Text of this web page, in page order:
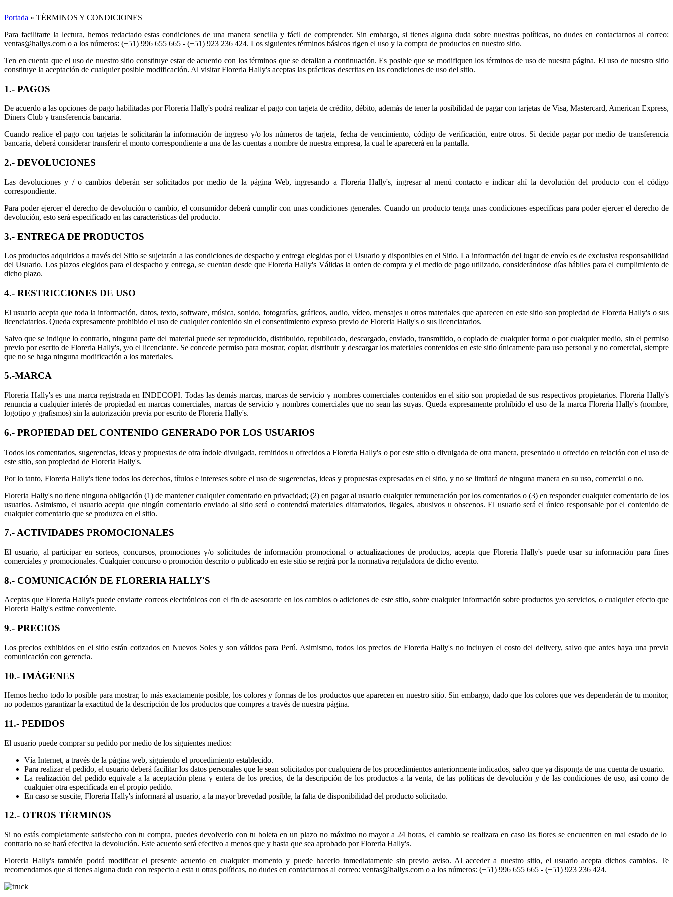
Portada » TÉRMINOS Y CONDICIONES
Para facilitarte la lectura, hemos redactado estas condiciones de una manera sencilla y fácil de comprender. Sin embargo, si tienes alguna duda sobre nuestras políticas, no dudes en contactarnos al correo:
ventas@hallys.com o a los números: (+51) 996 655 665 - (+51) 923 236 424. Los siguientes términos básicos rigen el uso y la compra de productos en nuestro sitio.
Ten en cuenta que el uso de nuestro sitio constituye estar de acuerdo con los términos que se detallan a continuación. Es posible que se modifiquen los términos de uso de nuestra página. El uso de nuestro sitio
constituye la aceptación de cualquier posible modificación. Al visitar Floreria Hally's aceptas las prácticas descritas en las condiciones de uso del sitio.
1.- PAGOS
De acuerdo a las opciones de pago habilitadas por Floreria Hally's podrá realizar el pago con tarjeta de crédito, débito, además de tener la posibilidad de pagar con tarjetas de Visa, Mastercard, American Express,
Diners Club y transferencia bancaria.
Cuando realice el pago con tarjetas le solicitarán la información de ingreso y/o los números de tarjeta, fecha de vencimiento, código de verificación, entre otros. Si decide pagar por medio de transferencia
bancaria, deberá considerar transferir el monto correspondiente a una de las cuentas a nombre de nuestra empresa, la cual le aparecerá en la pantalla.
2.- DEVOLUCIONES
Las devoluciones y / o cambios deberán ser solicitados por medio de la página Web, ingresando a Floreria Hally's, ingresar al menú contacto e indicar ahí la devolución del producto con el código
correspondiente.
Para poder ejercer el derecho de devolución o cambio, el consumidor deberá cumplir con unas condiciones generales. Cuando un producto tenga unas condiciones específicas para poder ejercer el derecho de
devolución, esto será especificado en las características del producto.
3.- ENTREGA DE PRODUCTOS
Los productos adquiridos a través del Sitio se sujetarán a las condiciones de despacho y entrega elegidas por el Usuario y disponibles en el Sitio. La información del lugar de envío es de exclusiva responsabilidad
del Usuario. Los plazos elegidos para el despacho y entrega, se cuentan desde que Floreria Hally's Válidas la orden de compra y el medio de pago utilizado, considerándose días hábiles para el cumplimiento de
dicho plazo.
4.- RESTRICCIONES DE USO
El usuario acepta que toda la información, datos, texto, software, música, sonido, fotografías, gráficos, audio, vídeo, mensajes u otros materiales que aparecen en este sitio son propiedad de Floreria Hally's o sus
licenciatarios. Queda expresamente prohibido el uso de cualquier contenido sin el consentimiento expreso previo de Floreria Hally's o sus licenciatarios.
Salvo que se indique lo contrario, ninguna parte del material puede ser reproducido, distribuido, republicado, descargado, enviado, transmitido, o copiado de cualquier forma o por cualquier medio, sin el permiso
previo por escrito de Floreria Hally's, y/o el licenciante. Se concede permiso para mostrar, copiar, distribuir y descargar los materiales contenidos en este sitio únicamente para uso personal y no comercial, siempre
que no se haga ninguna modificación a los materiales.
5.-MARCA
Floreria Hally's es una marca registrada en INDECOPI. Todas las demás marcas, marcas de servicio y nombres comerciales contenidos en el sitio son propiedad de sus respectivos propietarios. Floreria Hally's
renuncia a cualquier interés de propiedad en marcas comerciales, marcas de servicio y nombres comerciales que no sean las suyas. Queda expresamente prohibido el uso de la marca Floreria Hally's (nombre,
logotipo y grafismos) sin la autorización previa por escrito de Floreria Hally's.
6.- PROPIEDAD DEL CONTENIDO GENERADO POR LOS USUARIOS
Todos los comentarios, sugerencias, ideas y propuestas de otra índole divulgada, remitidos u ofrecidos a Floreria Hally's o por este sitio o divulgada de otra manera, presentado u ofrecido en relación con el uso de
este sitio, son propiedad de Floreria Hally's.
Por lo tanto, Floreria Hally's tiene todos los derechos, títulos e intereses sobre el uso de sugerencias, ideas y propuestas expresadas en el sitio, y no se limitará de ninguna manera en su uso, comercial o no.
Floreria Hally's no tiene ninguna obligación (1) de mantener cualquier comentario en privacidad; (2) en pagar al usuario cualquier remuneración por los comentarios o (3) en responder cualquier comentario de los
usuarios. Asimismo, el usuario acepta que ningún comentario enviado al sitio será o contendrá materiales difamatorios, ilegales, abusivos u obscenos. El usuario será el único responsable por el contenido de
cualquier comentario que se produzca en el sitio.
7.- ACTIVIDADES PROMOCIONALES
El usuario, al participar en sorteos, concursos, promociones y/o solicitudes de información promocional o actualizaciones de productos, acepta que Floreria Hally's puede usar su información para fines
comerciales y promocionales. Cualquier concurso o promoción descrito o publicado en este sitio se regirá por la normativa reguladora de dicho evento.
8.- COMUNICACIÓN DE FLORERIA HALLY'S
Aceptas que Floreria Hally's puede enviarte correos electrónicos con el fin de asesorarte en los cambios o adiciones de este sitio, sobre cualquier información sobre productos y/o servicios, o cualquier efecto que
Floreria Hally's estime conveniente.
9.- PRECIOS
Los precios exhibidos en el sitio están cotizados en Nuevos Soles y son válidos para Perú. Asimismo, todos los precios de Floreria Hally's no incluyen el costo del delivery, salvo que antes haya una previa
comunicación con gerencia.
10.- IMÁGENES
Hemos hecho todo lo posible para mostrar, lo más exactamente posible, los colores y formas de los productos que aparecen en nuestro sitio. Sin embargo, dado que los colores que ves dependerán de tu monitor,
no podemos garantizar la exactitud de la descripción de los productos que compres a través de nuestra página.
11.- PEDIDOS
El usuario puede comprar su pedido por medio de los siguientes medios:
Vía Internet, a través de la página web, siguiendo el procedimiento establecido.
Para realizar el pedido, el usuario deberá facilitar los datos personales que le sean solicitados por cualquiera de los procedimientos anteriormente indicados, salvo que ya disponga de una cuenta de usuario.
La realización del pedido equivale a la aceptación plena y entera de los precios, de la descripción de los productos a la venta, de las políticas de devolución y de las condiciones de uso, así como de
cualquier otra especificada en el propio pedido.
En caso se suscite, Floreria Hally's informará al usuario, a la mayor brevedad posible, la falta de disponibilidad del producto solicitado.
12.- OTROS TÉRMINOS
Si no estás completamente satisfecho con tu compra, puedes devolverlo con tu boleta en un plazo no máximo no mayor a 24 horas, el cambio se realizara en caso las flores se encuentren en mal estado de lo
contrario no se hará efectiva la devolución. Este acuerdo será efectivo a menos que y hasta que sea aprobado por Floreria Hally's.
Floreria Hally's también podrá modificar el presente acuerdo en cualquier momento y puede hacerlo inmediatamente sin previo aviso. Al acceder a nuestro sitio, el usuario acepta dichos cambios. Te
recomendamos que si tienes alguna duda con respecto a esta u otras políticas, no dudes en contactarnos al correo: ventas@hallys.com o a los números: (+51) 996 655 665 - (+51) 923 236 424.